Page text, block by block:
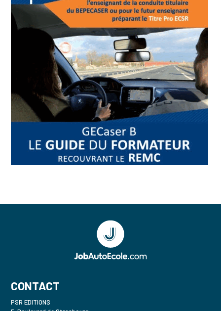
CONTACT
PSR EDITIONS